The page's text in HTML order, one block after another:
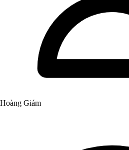
Hoàng Giám